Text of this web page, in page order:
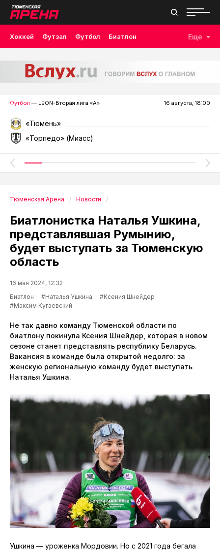
Хоккей Футзал Футбол Биатлон Еще
Футбол — LEON-Вторая лига «А» 16 августа, 18:00
«Тюмень»
«Торпедо» (Миасс)
Тюменская Арена Новости
Биатлонистка Наталья Ушкина,
представлявшая Румынию,
будет выступать за Тюменскую
область
16 мая 2024, 12:32
Биатлон
#Наталья Ушкина
#Ксения Шнейдер
#Максим Кугаевский
Не так давно команду Тюменской области по
биатлону покинула Ксения Шнейдер, которая в новом
сезоне станет представлять республику Беларусь.
Вакансия в команде была открытой недолго: за
женскую региональную команду будет выступать
Наталья Ушкина.
Ушкина — уроженка Мордовии. Но с 2021 года бегала